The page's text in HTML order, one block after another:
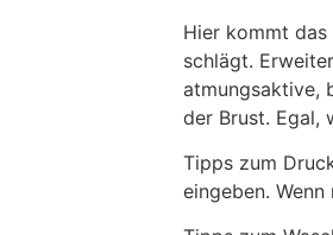
Hier kommt
schlägt.
atmungsaktive,
der Brust. Egal,
Tipps zum
eingeben.